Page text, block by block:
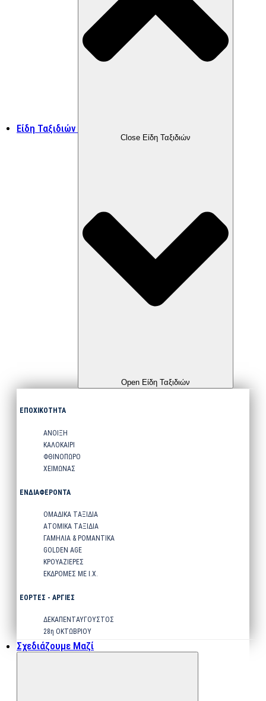
Είδη Ταξιδιών
Close Είδη Ταξιδιών
Open Είδη Ταξιδιών
ΕΠΟΧΙΚΟΤΗΤΑ
ΑΝΟΙΞΗ
ΚΑΛΟΚΑΙΡΙ
ΦΘΙΝΟΠΩΡΟ
ΧΕΙΜΩΝΑΣ
ΕΝΔΙΑΦΕΡΟΝΤΑ
ΟΜΑΔΙΚΑ ΤΑΞΙΔΙΑ
ΑΤΟΜΙΚΑ ΤΑΞΙΔΙΑ
ΓΑΜΗΛΙΑ & ΡΟΜΑΝΤΙΚΑ
GOLDEN AGE
ΚΡΟΥΑΖΙΕΡΕΣ
ΕΚΔΡΟΜΕΣ ΜΕ Ι.Χ.
ΕΟΡΤΕΣ - ΑΡΓΙΕΣ
ΔΕΚΑΠΕΝΤΑΥΓΟΥΣΤΟΣ
28η ΟΚΤΩΒΡΙΟΥ
Σχεδιάζουμε Μαζί